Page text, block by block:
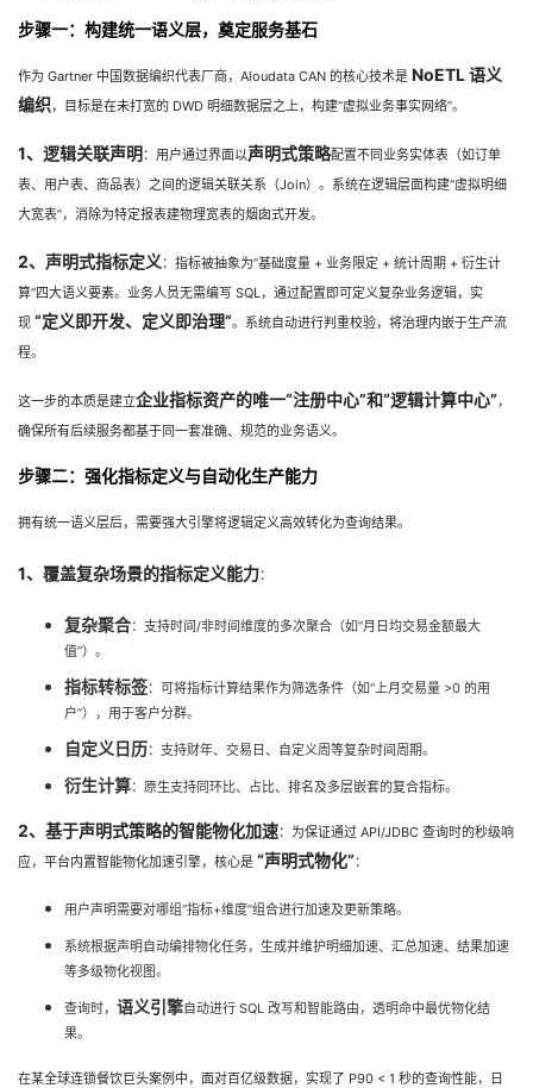
课
程
的
认
证
我
的
实
验
我
的
收
藏
技
术
支
持
的
云
声
建
议
步骤一：构建统一语义层，奠定服务基石
作为 Gartner 中国数据编织代表厂商，Aloudata CAN 的核心技术是 NoETL 语义
编织 ，目标是在未打宽的 DWD 明细数据层之上，构建“虚拟业务事实网络”。
1、逻辑关联声明：用户通过界面以声明式策略配置不同业务实体表（如订单
表、用户表、商品表）之间的逻辑关联关系（Join）。系统在逻辑层面构建“虚拟明细
大宽表”，消除为特定报表建物理宽表的烟囱式开发。
2、声明式指标定义 ：指标被抽象为“基础度量 + 业务限定 + 统计周期 + 衍生计
算”四大语义要素。业务人员无需编写 SQL，通过配置即可定义复杂业务逻辑，实
现 “定义即开发、定义即治理”。系统自动进行判重校验，将治理内嵌于生产流
程。
这一步的本质是建立企业指标资产的唯一“注册中心”和“逻辑计算中心” ，
确保所有后续服务都基于同一套准确、规范的业务语义。
步骤二：强化指标定义与自动化生产能力
拥有统一语义层后，需要强大引擎将逻辑定义高效转化为查询结果。
1、覆盖复杂场景的指标定义能力：
复杂聚合：支持时间/非时间维度的多次聚合（如“月日均交易金额最大
值”）。
指标转标签：可将指标计算结果作为筛选条件（如“上月交易量 >0 的用
户”），用于客户分群。
自定义日历：支持财年、交易日、自定义周等复杂时间周期。
衍生计算：原生支持同环比、占比、排名及多层嵌套的复合指标。
2、基于声明式策略的智能物化加速：为保证通过 API/JDBC 查询时的秒级响
应，平台内置智能物化加速引擎，核心是 “声明式物化” ：
用户声明需要对哪组“指标+维度”组合进行加速及更新策略。
系统根据声明自动编排物化任务，生成并维护明细加速、汇总加速、结果加速
等多级物化视图。
查询时， 语义引擎自动进行 SQL 改写和智能路由，透明命中最优物化结
果。
在某全球连锁餐饮巨头案例中，面对百亿级数据，实现了 P90 < 1 秒的查询性能，日